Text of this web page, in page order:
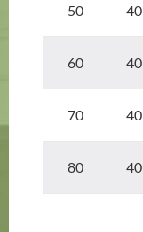
50 40
60 40
70 40
80 40